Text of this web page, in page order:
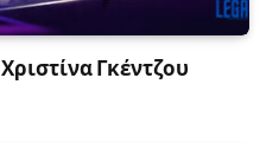
Γκέντζου